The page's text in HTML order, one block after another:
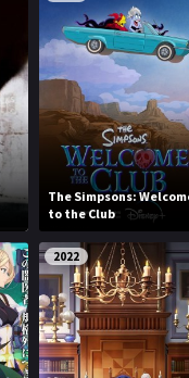
The Simpsons:
to the Club
2022